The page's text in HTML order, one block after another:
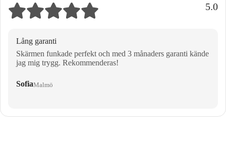
5.0
Lång garanti
Skärmen funkade perfekt och med 3 månaders garanti kände
jag mig trygg. Rekommenderas!
SofiaMalmö